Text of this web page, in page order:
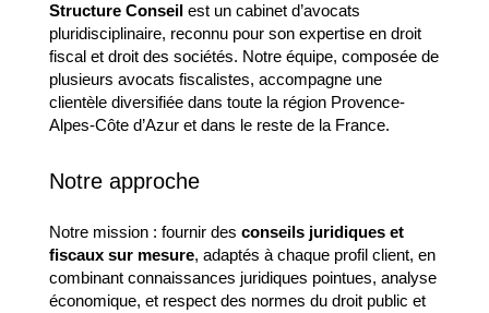
Structure Conseilest un cabinet d’avocats
pluridisciplinaire, reconnu pour son expertise en droit
fiscal et droit des sociétés. Notre équipe, composée de
plusieurs avocats fiscalistes, accompagne une
clientèle diversifiée dans toute la région Provence-
Alpes-Côte d’Azur et dans le reste de la France.
Notre approche
Notre mission : fournir des conseils juridiques et
fiscaux sur mesure, adaptés à chaque profil client, en
combinant connaissances juridiques pointues, analyse
économique, et respect des normes du droit public et